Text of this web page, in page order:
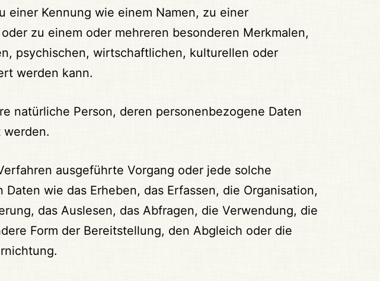
Kennung wie einem Namen, zu einer
zu einem oder mehreren besonderen Merkmalen,
psychischen, wirtschaftlichen, kulturellen oder
werden kann.
natürliche Person, deren personenbezogene Daten
ausgeführte Vorgang oder jede solche
wie das Erheben, das Erfassen, die Organisation,
das Auslesen, das Abfragen, die Verwendung, die
Form der Bereitstellung, den Abgleich oder die